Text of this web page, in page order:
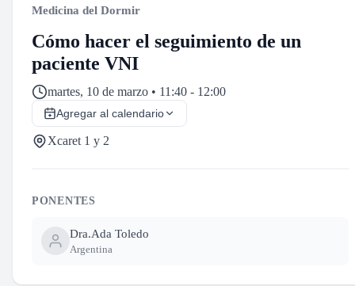
Medicina del Dormir
Cómo hacer el seguimiento de un
paciente VNI
martes, 10 de marzo • 11:40 - 12:00
Agregar al calendario
Xcaret 1 y 2
PONENTES
Dra.Ada Toledo
Argentina